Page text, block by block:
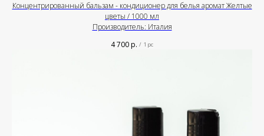
Концентрированный бальзам - кондиционер для белья аромат Желтые
цветы / 1000 мл
Производитель: Италия
4 700р. / 1 pc